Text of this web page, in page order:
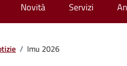
Novità Servizi
/ Imu 2026